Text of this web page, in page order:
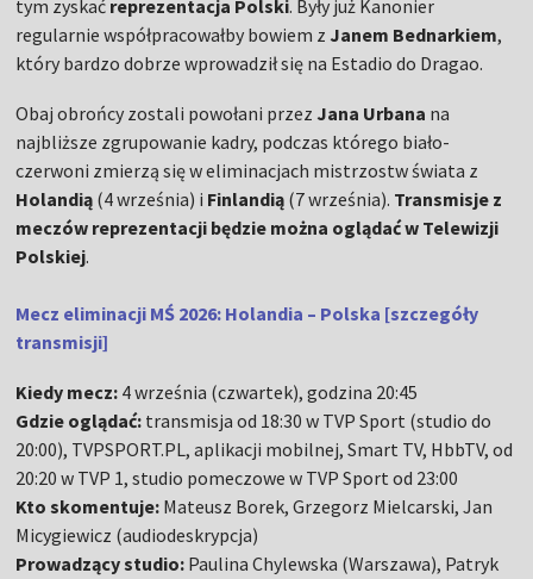
tym zyskać reprezentacja Polski. Były już Kanonier
regularnie współpracowałby bowiem z Janem Bednarkiem,
który bardzo dobrze wprowadził się na Estadio do Dragao.
Obaj obrońcy zostali powołani przez Jana Urbana na
najbliższe zgrupowanie kadry, podczas którego biało-
czerwoni zmierzą się w eliminacjach mistrzostw świata z
Holandią (4 września) i Finlandią (7 września). Transmisje z
meczów reprezentacji będzie można oglądać w Telewizji
Polskiej.
Mecz eliminacji MŚ 2026: Holandia – Polska [szczegóły
transmisji]
Kiedy mecz: 4 września (czwartek), godzina 20:45
Gdzie oglądać: transmisja od 18:30 w TVP Sport (studio do
20:00), TVPSPORT.PL, aplikacji mobilnej, Smart TV, HbbTV, od
20:20 w TVP 1, studio pomeczowe w TVP Sport od 23:00
Kto skomentuje: Mateusz Borek, Grzegorz Mielcarski, Jan
Micygiewicz (audiodeskrypcja)
Prowadzący studio: Paulina Chylewska (Warszawa), Patryk